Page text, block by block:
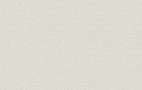
新分野への進出(1932~1937年)
の回復
復へ
と通信機工業